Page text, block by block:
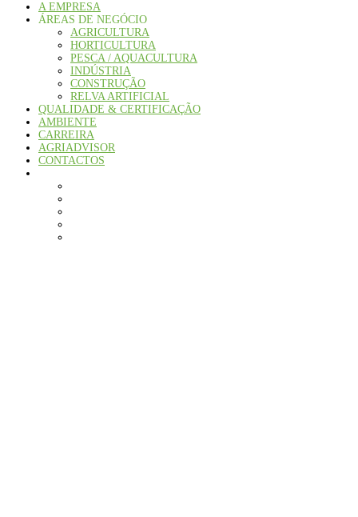
A EMPRESA
ÁREAS DE NEGÓCIO
AGRICULTURA
HORTICULTURA
PESCA / AQUACULTURA
INDÚSTRIA
CONSTRUÇÃO
RELVA ARTIFICIAL
QUALIDADE & CERTIFICAÇÃO
AMBIENTE
CARREIRA
AGRIADVISOR
CONTACTOS